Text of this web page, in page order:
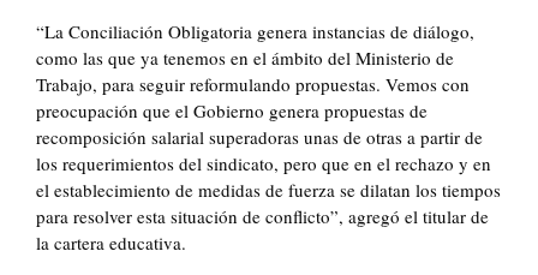
“La Conciliación Obligatoria genera instancias de diálogo,
como las que ya tenemos en el ámbito del Ministerio de
Trabajo, para seguir reformulando propuestas. Vemos con
preocupación que el Gobierno genera propuestas de
recomposición salarial superadoras unas de otras a partir de
los requerimientos del sindicato, pero que en el rechazo y en
el establecimiento de medidas de fuerza se dilatan los tiempos
para resolver esta situación de conflicto”, agregó el titular de
la cartera educativa.